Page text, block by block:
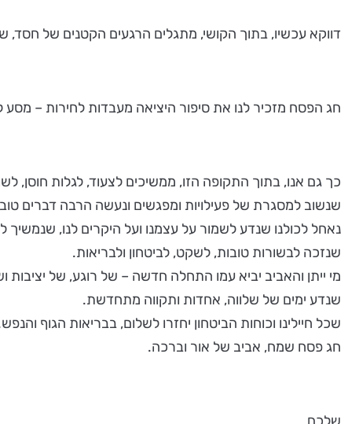
דווקא עכשיו, בתוך הקושי, מתגלים הרגעים הקטנים של חסד,
חג הפסח מזכיר לנו את סיפור היציאה מעבדות לחירות –
כך גם אנו, בתוך התקופה הזו, ממשיכים לצעוד, לגלות חוסן,
שנשוב למסגרת של פעילויות ומפגשים ונעשה הרבה דברים
נאחל לכולנו שנדע לשמור על עצמנו ועל היקרים לנו,
שנזכה לבשורות טובות, לשקט, לביטחון ולבריאות.
מי ייתן והאביב יביא עמו התחלה חדשה – של רוגע, של יציבות
שנדע ימים של שלווה, אחדות ותקווה מתחדשת.
שכל חיילינו וכוחות הביטחון יחזרו לשלום, בבריאות הגוף
חג פסח שמח, אביב של אור וברכה.